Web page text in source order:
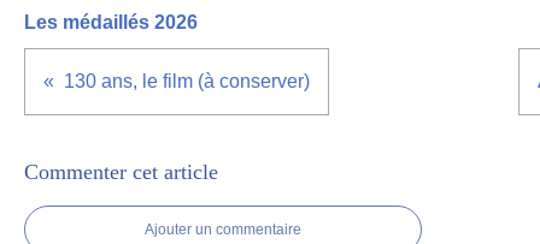
Les médaillés 2026
130 ans, le film (à conserver)
Commenter cet article
Ajouter un commentaire